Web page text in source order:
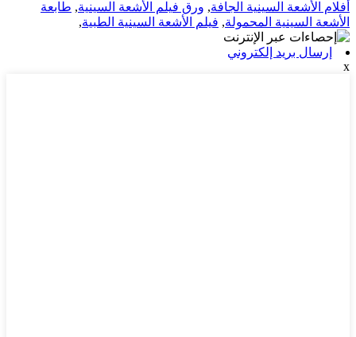
أفلام الأشعة السينية الجافة, ورق فيلم الأشعة السينية, طابعة
الأشعة السينية المحمولة, فيلم الأشعة السينية الطبية,
إرسال بريد إلكتروني
x